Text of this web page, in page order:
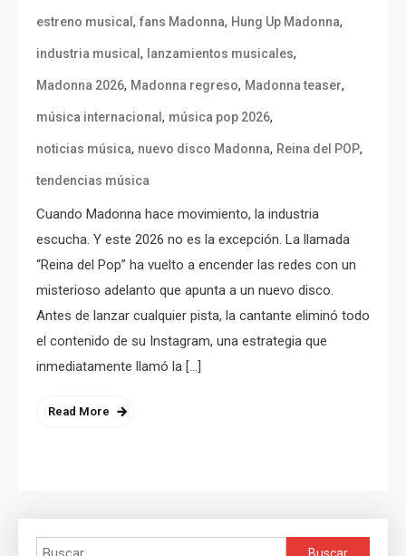
estreno musical , fans Madonna, Hung Up Madonna,
industria musical , lanzamientos musicales,
Madonna 2026, Madonna regreso, Madonna teaser,
música internacional , música pop 2026,
noticias música, nuevo disco Madonna, Reina del POP,
tendencias música
Cuando Madonna hace movimiento, la industria
escucha. Y este 2026 no es la excepción. La llamada
“Reina del Pop” ha vuelto a encender las redes con un
misterioso adelanto que apunta a un nuevo disco.
Antes de lanzar cualquier pista, la cantante eliminó todo
el contenido de su Instagram, una estrategia que
inmediatamente llamó la […]
Read More
Buscar: